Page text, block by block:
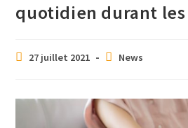
quotidien durant les
27 juillet 2021 News